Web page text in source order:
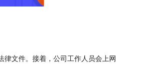
文件。接着，公司工作人员会上网